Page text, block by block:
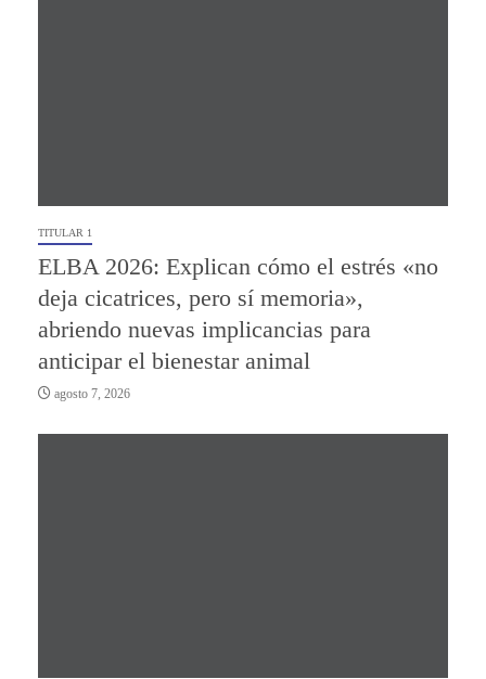
TITULAR 1
ELBA 2026: Explican cómo el estrés «no
deja cicatrices, pero sí memoria»,
abriendo nuevas implicancias para
anticipar el bienestar animal
agosto 7, 2026